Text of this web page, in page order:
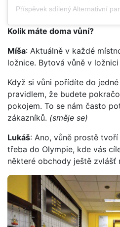
Příspěvek sdílenýAlternativní
Kolik máte doma vůní?
Míša: Aktuálně v každé
ložnice. Bytová vůně v ložnici
Když si vůni pořídíte do
pravidlem, že budete
pokojem. To se nám často
zákazníků. (směje se)
Lukáš: Ano, vůně prostě
třeba do Olympie, kde vás
některé obchody ještě zvlášť